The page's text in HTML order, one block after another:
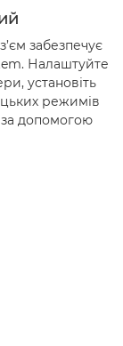
забезпечує
Налаштуйте
установіть
режимів
за допомогою